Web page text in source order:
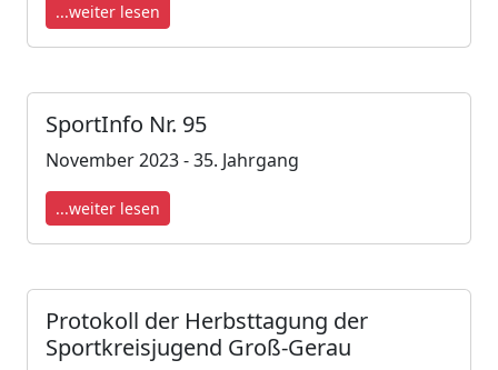
...weiter lesen
SportInfo Nr. 95
November 2023 - 35. Jahrgang
...weiter lesen
Protokoll der Herbsttagung der
Sportkreisjugend Groß-Gerau